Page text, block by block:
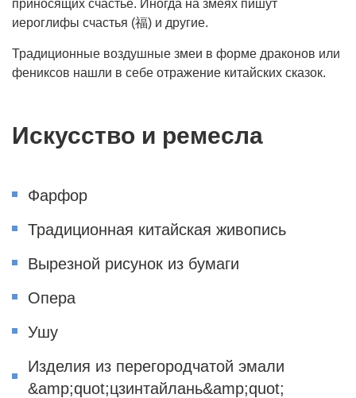
приносящих счастье. Иногда на змеях пишут
иероглифы счастья (福) и другие.
Традиционные воздушные змеи в форме драконов или
фениксов нашли в себе отражение китайских сказок.
Искусство и ремесла
Фарфор
Традиционная китайская живопись
Вырезной рисунок из бумаги
Опера
Ушу
Изделия из перегородчатой эмали
&amp;quot;цзинтайлань&amp;quot;